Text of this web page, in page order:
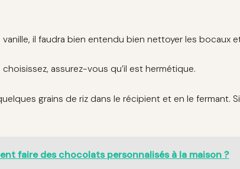
il faudra bien entendu bien nettoyer les bocaux
assurez-vous qu’il est hermétique.
grains de riz dans le récipient et en le fermant.
faire des chocolats personnalisés à la maison ?